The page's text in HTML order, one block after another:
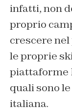
infatti, non
proprio
crescere
le proprie
piattaforme
quali sono
italiana.